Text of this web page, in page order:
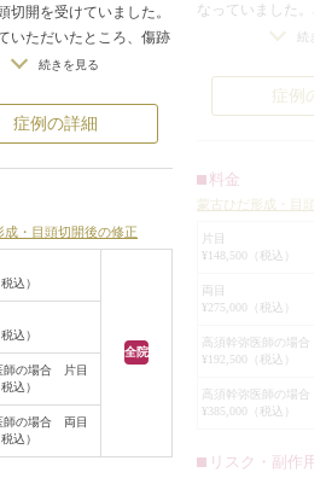
切開を受けていました。
いただいたところ、傷跡
測すると、おそらく内田
だと思われました。
蒙古襞がなくなっている
いました。
側の赤い粘膜と涙丘が丸
になっていました。
うな目頭の形になってお
が典型的な日本人の顔立
だったので、似合ってお
い印象の目になった上、
味な顔貌になっていまし
ウンセリングしたとこ
続きを見る
症例の詳細
成・目頭切開後の修正
込）
全院
込）
師の場合 片目
込）
師の場合 両目
込）
なっていました。
つなった」、「不
で、修正してほし
した。
続き
症例
料金
蒙古ひだ形成・目頭
片目
¥148,500（税込）
両目
¥275,000（税込）
高須幹弥医師の場合
¥192,500（税込）
高須幹弥医師の場合
¥385,000（税込）
リスク・副作用